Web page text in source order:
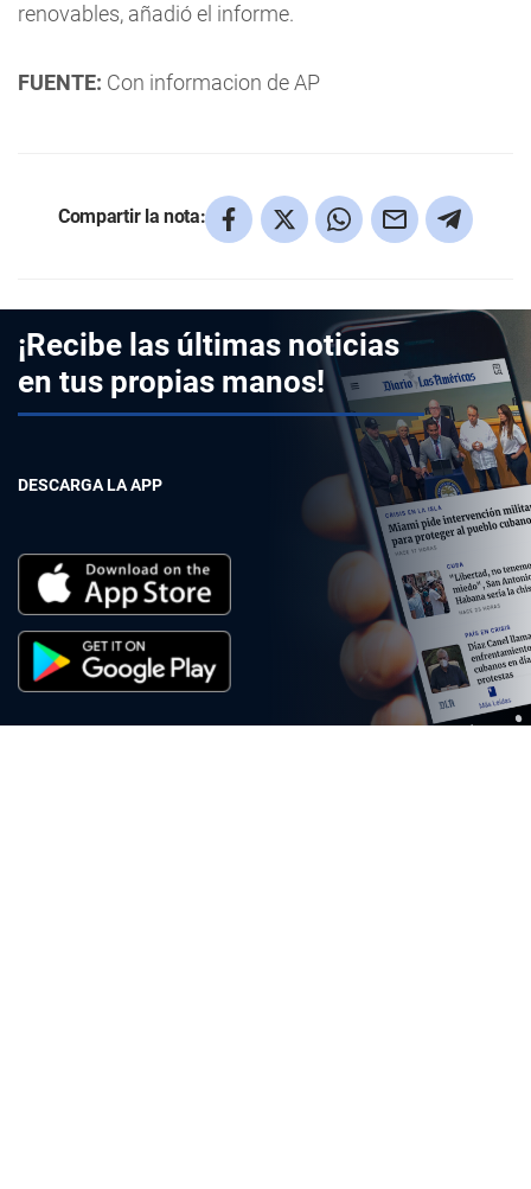
renovables, añadió el informe.
FUENTE: Con informacion de AP
Compartir la nota:
¡Recibe las últimas noticias
en tus propias manos!
DESCARGA LA APP